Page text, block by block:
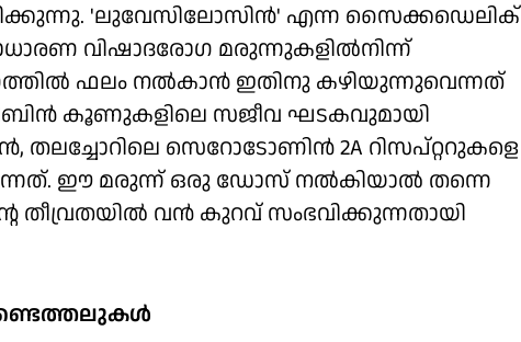
'ലുവേസിലോസിന്‍' എന്ന സൈക്കഡെലിക്
വിഷാദരോഗ മരുന്നുകളില്‍നിന്ന്
ഫലം നല്‍കാന്‍ ഇതിനു കഴിയുന്നുവെന്നത്
കൂണുകളിലെ സജീവ ഘടകവുമായി
തലച്ചോറിലെ സെറോടോണിന്‍ 2A റിസപ്റ്ററുകളെ
ഈ മരുന്ന് ഒരു ഡോസ് നല്‍കിയാല്‍ തന്നെ
തീവ്രതയില്‍ വന്‍ കുറവ് സംഭവിക്കുന്നതായി